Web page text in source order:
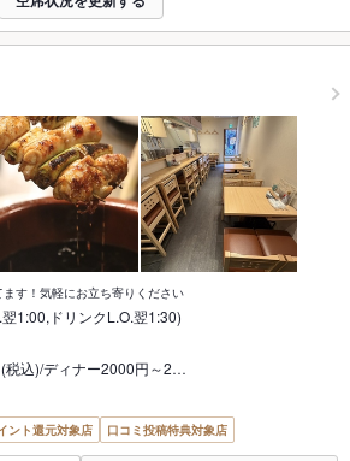
す！気軽にお立ち寄りください
1:00,ドリンクL.O.翌1:30)
税込)/ディナー2000円～2…
ント還元対象店 口コミ投稿特典対象店